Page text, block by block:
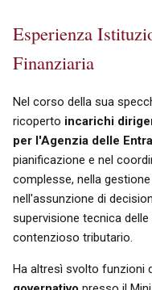
Esperienza
Finanziaria
Nel corso della sua
ricoperto incarichi
per l'Agenzia delle
pianificazione e nel
complesse, nella
nell'assunzione di
supervisione tecnica
contenzioso tributario.
Ha altresì svolto funzioni